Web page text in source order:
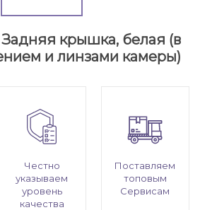
Задняя крышка, белая (в
и линзами камеры)
Честно
указываем
уровень
качества
Поставляем
топовым
Сервисам